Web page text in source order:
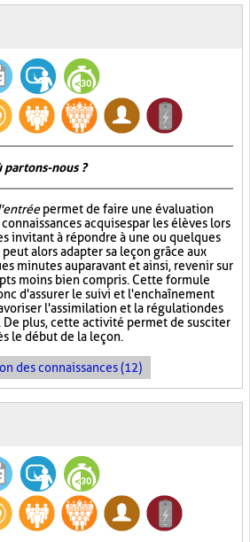
partons-nous ?
permet de faire une évaluation
acquises par les élèves lors
invitant à répondre à une ou quelques
alors adapter sa leçon grâce aux
minutes auparavant et ainsi, revenir sur
moins bien compris. Cette formule
d'assurer le suivi et l'enchaînement
l'assimilation et la régulation des
De plus, cette activité permet de susciter
le début de la leçon.
des connaissances (12)